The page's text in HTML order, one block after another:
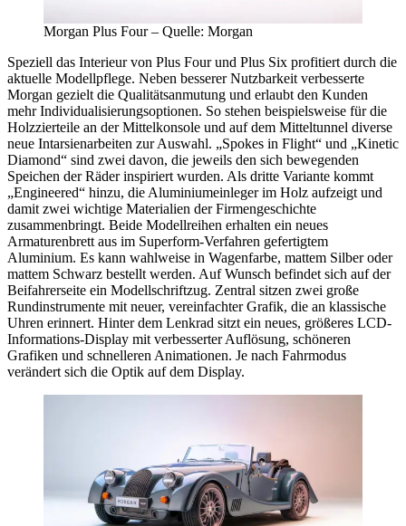
Morgan Plus Four – Quelle: Morgan
Speziell das Interieur von Plus Four und Plus Six profitiert durch die
aktuelle Modellpflege. Neben besserer Nutzbarkeit verbesserte
Morgan gezielt die Qualitätsanmutung und erlaubt den Kunden
mehr Individualisierungsoptionen. So stehen beispielsweise für die
Holzzierteile an der Mittelkonsole und auf dem Mitteltunnel diverse
neue Intarsienarbeiten zur Auswahl. „Spokes in Flight“ und „Kinetic
Diamond“ sind zwei davon, die jeweils den sich bewegenden
Speichen der Räder inspiriert wurden. Als dritte Variante kommt
„Engineered“ hinzu, die Aluminiumeinleger im Holz aufzeigt und
damit zwei wichtige Materialien der Firmengeschichte
zusammenbringt. Beide Modellreihen erhalten ein neues
Armaturenbrett aus im Superform-Verfahren gefertigtem
Aluminium. Es kann wahlweise in Wagenfarbe, mattem Silber oder
mattem Schwarz bestellt werden. Auf Wunsch befindet sich auf der
Beifahrerseite ein Modellschriftzug. Zentral sitzen zwei große
Rundinstrumente mit neuer, vereinfachter Grafik, die an klassische
Uhren erinnert. Hinter dem Lenkrad sitzt ein neues, größeres LCD-
Informations-Display mit verbesserter Auflösung, schöneren
Grafiken und schnelleren Animationen. Je nach Fahrmodus
verändert sich die Optik auf dem Display.